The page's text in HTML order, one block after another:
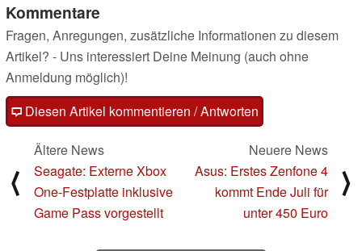
Kommentare
Fragen, Anregungen, zusätzliche Informationen zu diesem
Artikel? - Uns interessiert Deine Meinung (auch ohne
Anmeldung möglich)!
Diesen Artikel kommentieren / Antworten
⟨
Ältere News
Seagate: Externe Xbox
One-Festplatte inklusive
Game Pass vorgestellt
Neuere News
Asus: Erstes Zenfone 4
kommt Ende Juli für
unter 450 Euro
⟩